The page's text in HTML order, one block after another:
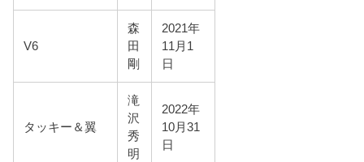
V6
森
田
剛
2021年
11月1
日
タッキー＆翼
滝
沢
秀
明
2022年
10月31
日